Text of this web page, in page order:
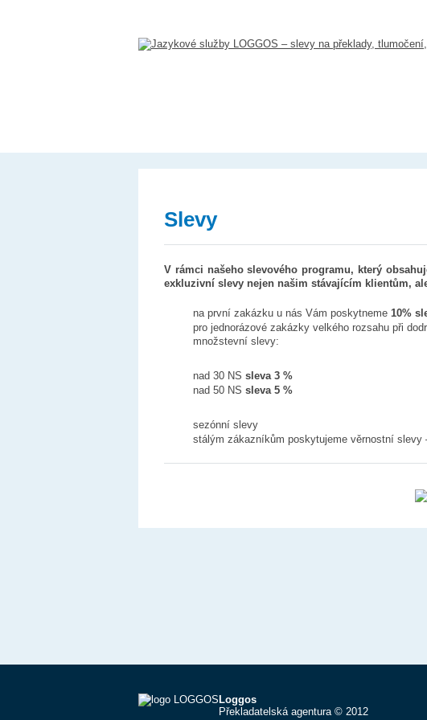
Slevy
V rámci našeho slevového programu, který
exkluzivní slevy nejen našim stávajícím klientům,
na první zakázku u nás Vám poskytneme 10%
pro jednorázové zakázky velkého rozsahu při
množstevní slevy:
nad 30 NS sleva 3 %
nad 50 NS sleva 5 %
sezónní slevy
stálým zákazníkům poskytujeme věrnostní slevy
Loggos
Překladatelská agentura © 2012